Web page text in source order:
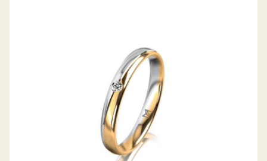
MEISTER TRAURING